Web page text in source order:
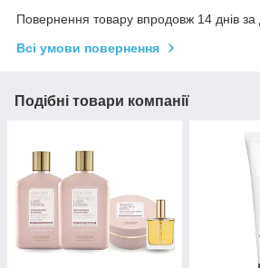
Повернення товару впродовж 14 днів за
Всі умови повернення
Подібні товари компанії